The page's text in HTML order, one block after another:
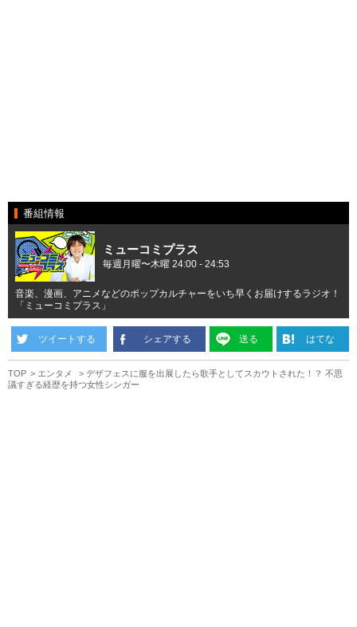
番組情報
ミューコミプラス
毎週月曜〜木曜 24:00 - 24:53
音楽、漫画、アニメなどのポップカルチャーをいち早くお届けするラジオ！
「ミューコミプラス」
ツイートする シェアする 送る はてな
TOP エンタメ
デザフェスに服を出展したら歌手としてスカウトされた！？ 不思
議すぎる経歴を持つ女性シンガー